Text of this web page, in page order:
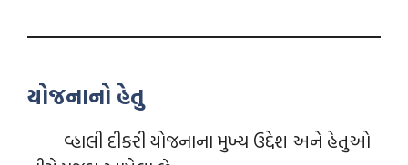
યોજનાનો હેતુ
વ્હાલી દીકરી યોજનાના મુખ્ય ઉદ્દેશ અને હેતુઓ